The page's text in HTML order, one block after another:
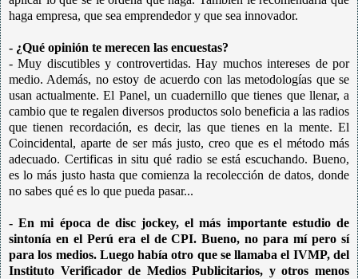
haga empresa, que sea emprendedor y que sea innovador.
- ¿Qué opinión te merecen las encuestas?
- Muy discutibles y controvertidas. Hay muchos intereses de por
medio. Además, no estoy de acuerdo con las metodologías que se
usan actualmente. El Panel, un cuadernillo que tienes que llenar, a
cambio que te regalen diversos productos solo beneficia a las radios
que tienen recordación, es decir, las que tienes en la mente. El
Coincidental, aparte de ser más justo, creo que es el método más
adecuado. Certificas in situ qué radio se está escuchando. Bueno,
es lo más justo hasta que comienza la recolección de datos, donde
no sabes qué es lo que pueda pasar...
- En mi época de disc jockey, el más importante estudio de
sintonía en el Perú era el de CPI. Bueno, no para mí pero sí
para los medios. Luego había otro que se llamaba el IVMP, del
Instituto Verificador de Medios Publicitarios, y otros menos